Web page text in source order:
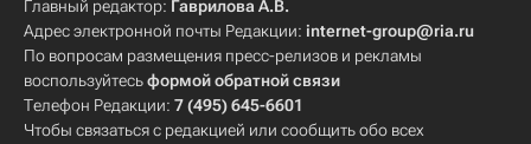
Главный редактор: Гаврилова А.В.
Адрес электронной почты Редакции: internet-group@ria.ru
По вопросам размещения пресс-релизов и рекламы
воспользуйтесьформой обратной связи
Телефон Редакции: 7 (495) 645-6601
Чтобы связаться с редакцией или сообщить обо всех